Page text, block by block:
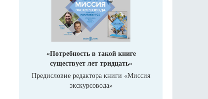
«Потребность в такой книге
существует лет тридцать»
Предисловие редактора книги «Миссия
экскурсовода»